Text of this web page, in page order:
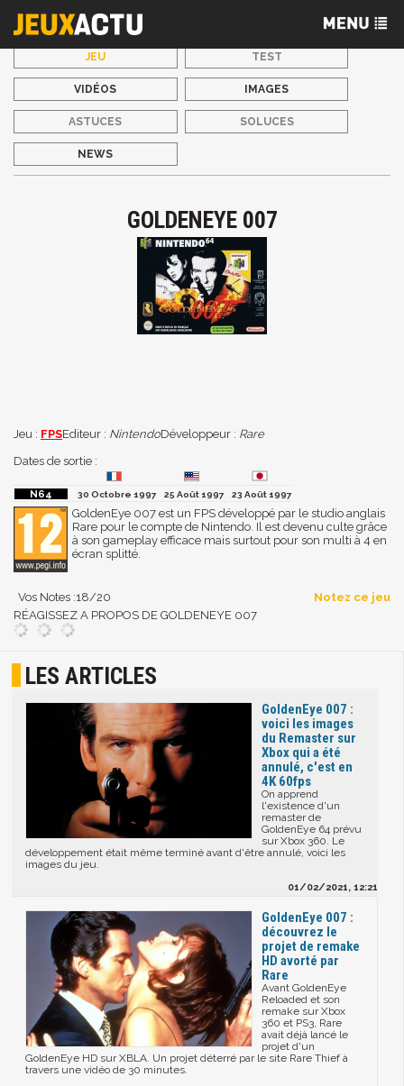
JEU TEST
VIDÉOS IMAGES
ASTUCES SOLUCES
NEWS
GOLDENEYE 007
Jeu : FPSEditeur : NintendoDéveloppeur : Rare
Dates de sortie :
30 Octobre 1997 25 Août 1997 23 Août 1997
GoldenEye 007 est un FPS développé par le studio anglais
Rare pour le compte de Nintendo. Il est devenu culte grâce
à son gameplay efficace mais surtout pour son multi à 4 en
écran splitté.
Vos Notes :18/20
Notez ce jeu
RÉAGISSEZ A PROPOS DE GOLDENEYE 007
LES ARTICLES
GoldenEye 007 :
voici les images
du Remaster sur
Xbox qui a été
annulé, c'est en
4K 60fps
On apprend
l'existence d'un
remaster de
GoldenEye 64 prévu
sur Xbox 360. Le
développement était même terminé avant d'être annulé, voici les
images du jeu.
01/02/2021, 12:21
GoldenEye 007 :
découvrez le
projet de remake
HD avorté par
Rare
Avant GoldenEye
Reloaded et son
remake sur Xbox
360 et PS3, Rare
avait déjà lancé le
projet d'un
GoldenEye HD sur XBLA. Un projet déterré par le site Rare Thief à
travers une vidéo de 30 minutes.